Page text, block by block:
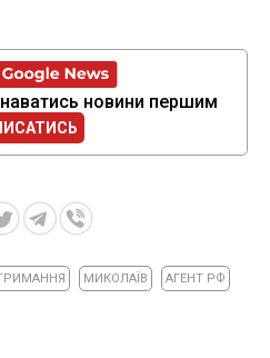
новини першим
МИКОЛАЇВ АГЕНТ РФ